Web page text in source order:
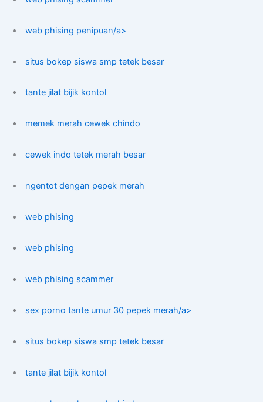
web phising penipuan/a>
situs bokep siswa smp tetek besar
tante jilat bijik kontol
memek merah cewek chindo
cewek indo tetek merah besar
ngentot dengan pepek merah
web phising
web phising
web phising scammer
sex porno tante umur 30 pepek merah/a>
situs bokep siswa smp tetek besar
tante jilat bijik kontol